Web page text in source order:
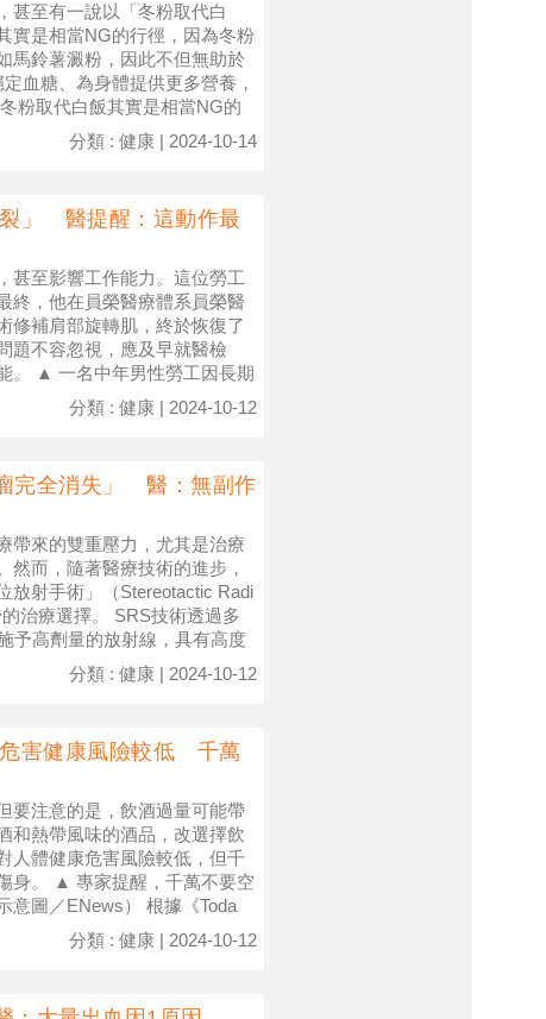
甚至有一說以「冬粉取代白
實是相當NG的行徑，因為冬粉
馬鈴薯澱粉，因此不但無助於
血糖、為身體提供更多營養，
粉取代白飯其實是相當NG的
分類 : 健康 | 2024-10-14
」 醫提醒：這動作最
甚至影響工作能力。這位勞工
終，他在員榮醫療體系員榮醫
修補肩部旋轉肌，終於恢復了
題不容忽視，應及早就醫檢
。 ▲ 一名中年男性勞工因長期
分類 : 健康 | 2024-10-12
完全消失」 醫：無副作
帶來的雙重壓力，尤其是治療
而，隨著醫療技術的進步，
放射手術」（Stereotactic Radi
治療選擇。 SRS技術透過多
予高劑量的放射線，具有高度
分類 : 健康 | 2024-10-12
害健康風險較低 千萬
要注意的是，飲酒過量可能帶
和熱帶風味的酒品，改選擇飲
人體健康危害風險較低，但千
身。 ▲ 專家提醒，千萬不要空
意圖／ENews） 根據《Toda
分類 : 健康 | 2024-10-12